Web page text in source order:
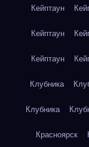
Кейптаун
Кейптаун
Кейптаун
Клубника
Клубника
Красноярск